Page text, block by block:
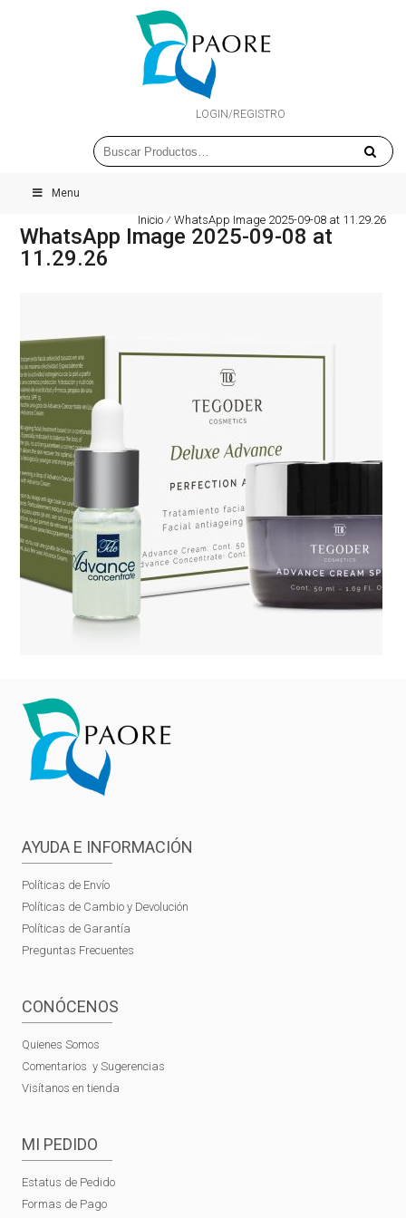
LOGIN/REGISTRO
Menu
Inicio ⁄WhatsApp Image 2025-09-08 at 11.29.26
WhatsApp Image 2025-09-08 at
11.29.26
AYUDA E INFORMACIÓN
Políticas de Envío
Políticas de Cambio y Devolución
Políticas de Garantía
Preguntas Frecuentes
CONÓCENOS
Quienes Somos
Comentarios y Sugerencias
Visítanos en tienda
MI PEDIDO
Estatus de Pedido
Formas de Pago